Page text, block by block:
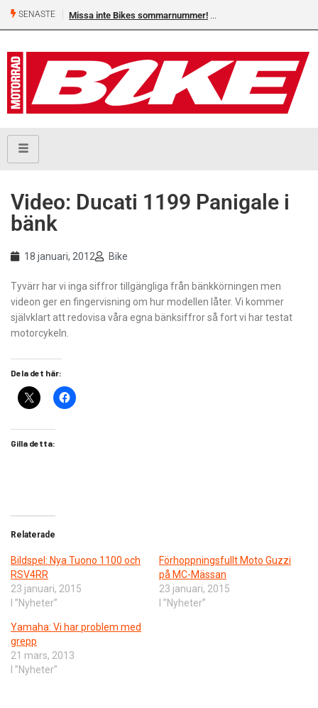
SENASTE Missa inte Bikes sommarnummer!
Video: Ducati 1199 Panigale i
bänk
18 januari, 2012 Bike
Tyvärr har vi inga siffror tillgängliga från bänkkörningen men
videon ger en fingervisning om hur modellen låter. Vi kommer
självklart att redovisa våra egna bänksiffror så fort vi har testat
motorcykeln.
Dela det här:
Gilla detta:
Relaterade
Bildspel: Nya Tuono 1100 och
RSV4RR
23 januari, 2015
I ”Nyheter”
Förhoppningsfullt Moto Guzzi
på MC-Mässan
23 januari, 2015
I ”Nyheter”
Yamaha: Vi har problem med
grepp
21 mars, 2013
I ”Nyheter”